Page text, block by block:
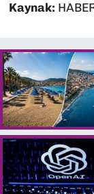
Kaynak: